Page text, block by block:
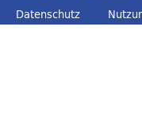
Datenschutz